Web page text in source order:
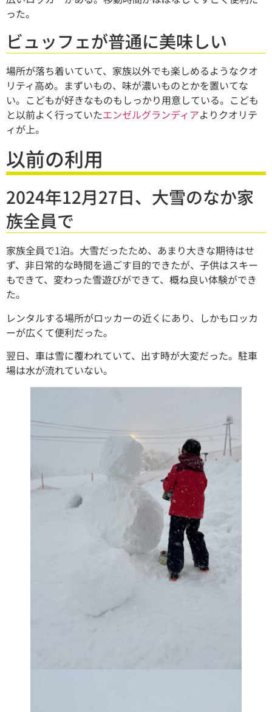
った。
ビュッフェが普通に美味しい
場所が落ち着いていて、家族以外でも楽しめるようなクオ
リティ高め。まずいもの、味が濃いものとかを置いてな
い。こどもが好きなものもしっかり用意している。こども
と以前よく行っていたエンゼルグランディアよりクオリテ
ィが上。
以前の利用
2024年12月27日、大雪のなか家
族全員で
家族全員で1泊。大雪だったため、あまり大きな期待はせ
ず、非日常的な時間を過ごす目的できたが、子供はスキー
もできて、変わった雪遊びができて、概ね良い体験ができ
た。
レンタルする場所がロッカーの近くにあり、しかもロッカ
ーが広くて便利だった。
翌日、車は雪に覆われていて、出す時が大変だった。駐車
場は水が流れていない。